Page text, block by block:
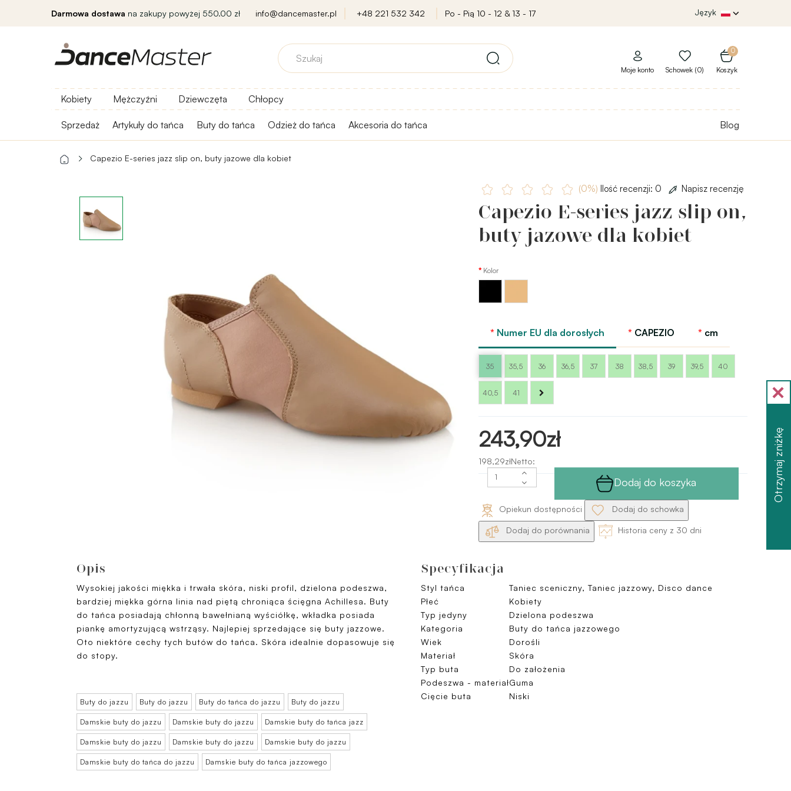
Darmowa dostawa na zakupy powyżej 550.00 zł info@dancemaster.pl +48 221 532 342 Po - Pią 10 - 12 & 13 - 17 Język
0
Koszyk
Moje konto Schowek (0)
Kobiety Mężczyźni Dziewczęta Chłopcy
Sprzedaż Artykuły do ​​tańca Buty do tańca Odzież do tańca Akcesoria do tańca Blog
Capezio E-series jazz slip on, buty jazowe dla kobiet
(0%) Ilość recenzji: 0 Napisz recenzję
Capezio E-series jazz slip on,
buty jazowe dla kobiet
Kolor
Capezio
Numer EU dla dorosłych CAPEZIO cm
35 35,5 36 36,5 37 38 38,5 39 39,5 40
40,5 41
243,90zł
198,29złNetto:
Dodaj do koszyka
Opiekun dostępności Dodaj do schowka
Dodaj do porównania Historia ceny z 30 dni
Opis
Wysokiej jakości miękka i trwała skóra, niski profil, dzielona podeszwa,
bardziej miękka górna linia nad piętą chroniąca ścięgna Achillesa. Buty
do tańca posiadają chłonną bawełnianą wyściółkę, wkładka posiada
piankę amortyzującą wstrząsy. Najlepiej sprzedające się buty jazzowe.
Oto niektóre cechy tych butów do tańca. Skóra idealnie dopasowuje się
do stopy.
Buty do jazzu Buty do jazzu Buty do tańca do jazzu Buty do jazzu
Damskie buty do jazzu Damskie buty do jazzu Damskie buty do tańca jazz
Damskie buty do jazzu Damskie buty do jazzu Damskie buty do jazzu
Damskie buty do tańca do jazzu Damskie buty do tańca jazzowego
Specyfikacja
Styl tańca
Taniec sceniczny, Taniec jazzowy, Disco dance
Płeć
Kobiety
Typ jedyny
Dzielona podeszwa
Kategoria
Buty do tańca jazzowego
Wiek
Dorośli
Materiał
Skóra
Typ buta
Do założenia
Podeszwa - materiałGuma
Cięcie buta
Niski
Otrzymaj zniżkę